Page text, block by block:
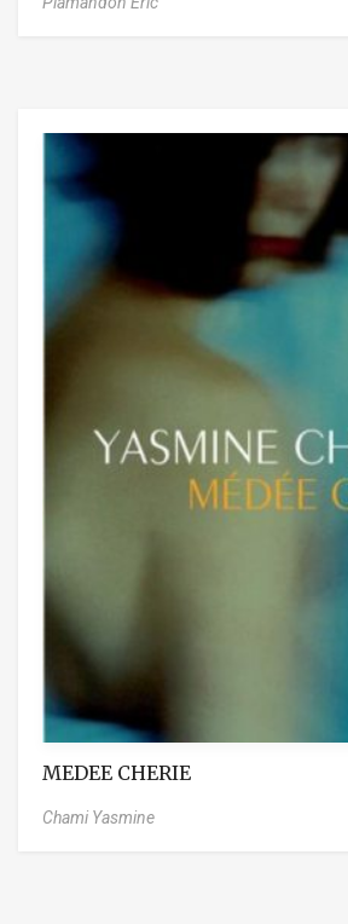
MEDEE CHERIE
Chami Yasmine